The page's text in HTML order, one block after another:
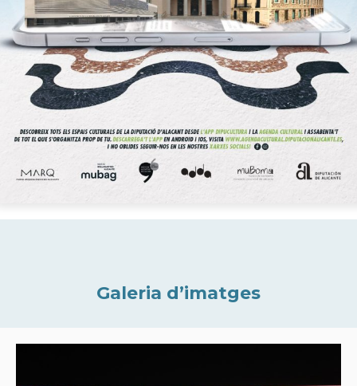
Galeria d’imatges